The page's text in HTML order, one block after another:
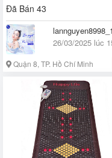
Đã Bán 43
lannguyen8998_1
26/03/2025 lúc
Quận 8, TP. Hồ Chí Minh